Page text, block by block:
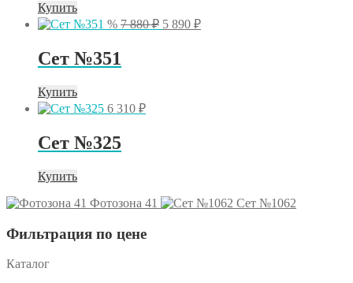
Купить
% 7 880₽ Первоначальная
5 890 ₽Текущая
Сет №351
Купить
6 310 ₽
Сет №325
Купить
Фотозона 41
Сет №1062
Фильтрация по цене
Каталог